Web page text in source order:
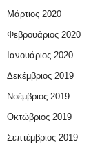
Μάρτιος 2020
Φεβρουάριος 2020
Ιανουάριος 2020
Δεκέμβριος 2019
Νοέμβριος 2019
Οκτώβριος 2019
Σεπτέμβριος 2019